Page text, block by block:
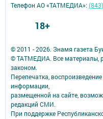
© 2011 - 2026. Знамя газета
© ТАТМЕДИА. Все материалы,
законом.
Перепечатка,
информации,
размещенной на сайте,
редакций СМИ.
При поддержке
Телефон АО «ТАТМЕДИА»:
18+